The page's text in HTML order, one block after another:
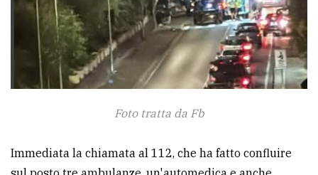
PRIVACY
Privacy
policy
Foto tratta da Fb
Immediata la chiamata al 112, che ha fatto confluire